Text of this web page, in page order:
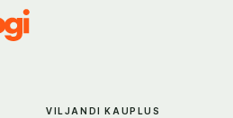
VILJANDI KAUPLUS